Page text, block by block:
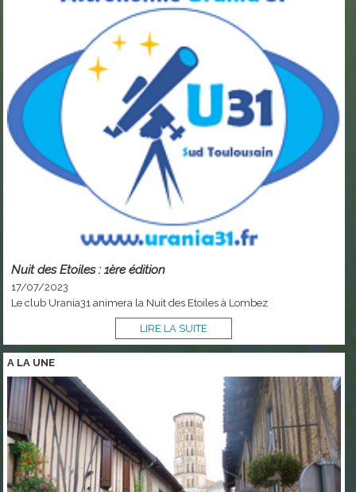
Nuit des Etoiles : 1ère édition
17/07/2023
Le club Urania31 animera la Nuit des Etoiles à Lombez
LIRE LA SUITE
A LA UNE